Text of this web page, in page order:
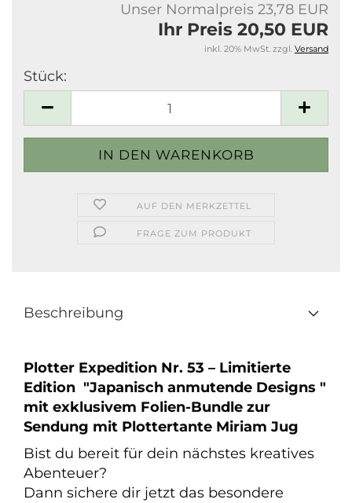
Unser Normalpreis 23,78 EUR
Ihr Preis 20,50 EUR
inkl. 20% MwSt. zzgl. Versand
Stück:
AUF DEN MERKZETTEL
FRAGE ZUM PRODUKT
Beschreibung
Plotter Expedition Nr. 53 – Limitierte
Edition "Japanisch anmutende Designs "
mit exklusivem Folien-Bundle zur
Sendung mit Plottertante Miriam Jug
Bist du bereit für dein nächstes kreatives
Abenteuer?
Dann sichere dir jetzt das besondere